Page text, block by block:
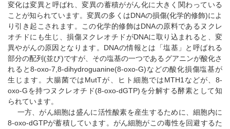
変化は変異と呼ばれ、変異の蓄積ががん化に大きく関わっている
ことが知られています。変異の多くはDNAの損傷(化学的修飾)によ
り引き起こされます。この化学的修飾はDNAの原料であるヌクレ
オチドにも生じ、損傷ヌクレオチドがDNAに取り込まれると、変
異やがんの原因となります。DNAの情報とは「塩基」と呼ばれる
部分の配列(並び)ですが、その塩基の一つであるグアニンが酸化さ
れると8-oxo-7,8-dihydroguanine(8-oxo-G)などの酸化損傷塩基が
生じます。大腸菌ではMutTが、ヒト細胞ではMTH1などが、8-
oxo-Gを持つヌクレオチド(8-oxo-dGTP)を分解する酵素として知
られています。
一方、がん細胞は盛んに活性酸素を産生するために、細胞内に
8-oxo-dGTPが蓄積しています。がん細胞がこの毒性を回避するた